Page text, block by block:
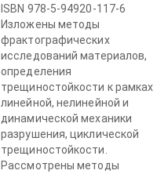
ISBN 978-5-94920-117-6
Изложены методы
фрактографических
исследований материалов,
определения
трещиностойкости к рамках
линейной, нелинейной и
динамической механики
разрушения, циклической
трещиностойкости.
Рассмотрены методы